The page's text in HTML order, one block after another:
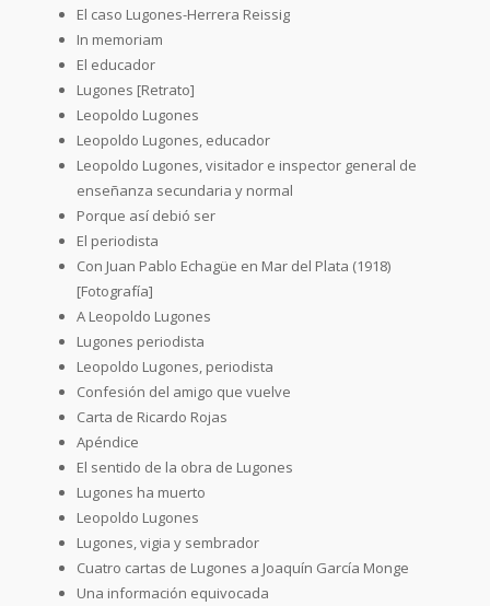
El caso Lugones-Herrera Reissig
In memoriam
El educador
Lugones [Retrato]
Leopoldo Lugones
Leopoldo Lugones, educador
Leopoldo Lugones, visitador e inspector general de
enseñanza secundaria y normal
Porque así debió ser
El periodista
Con Juan Pablo Echagüe en Mar del Plata (1918)
[Fotografía]
A Leopoldo Lugones
Lugones periodista
Leopoldo Lugones, periodista
Confesión del amigo que vuelve
Carta de Ricardo Rojas
Apéndice
El sentido de la obra de Lugones
Lugones ha muerto
Leopoldo Lugones
Lugones, vigia y sembrador
Cuatro cartas de Lugones a Joaquín García Monge
Una información equivocada